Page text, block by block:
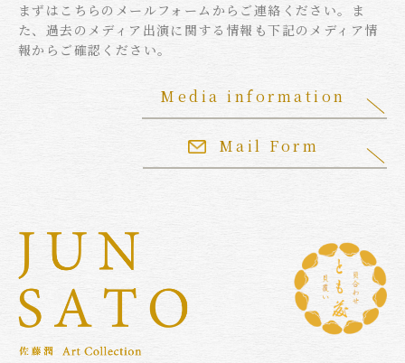
まずはこちらのメールフォームからご連絡ください。ま
た、過去のメディア出演に関する情報も下記のメディア情
報からご確認ください。
Mail Form
Media information